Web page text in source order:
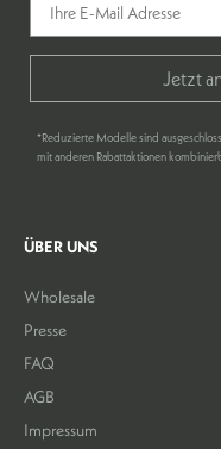
ÜBER UNS
Wholesale
Presse
FAQ
AGB
Impressum
Jetzt
*Reduzierte Modelle sind
mit anderen Rabattaktionen